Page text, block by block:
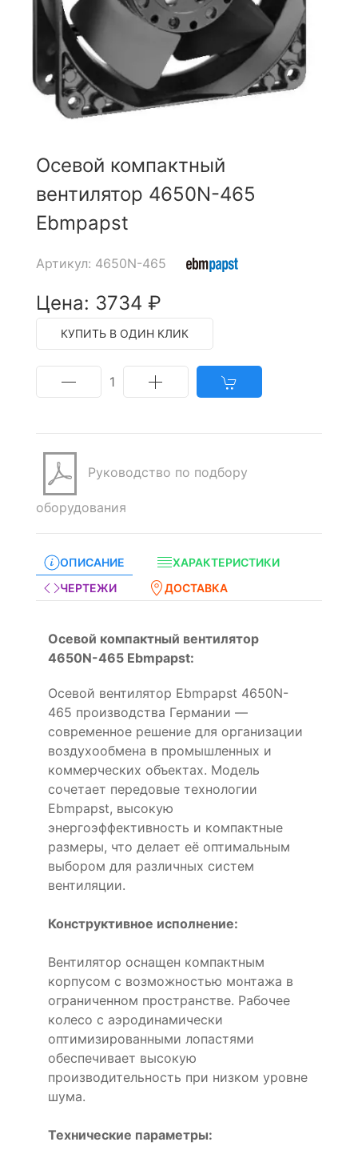
Осевой компактный
вентилятор 4650N-465
Ebmpapst
Артикул: 4650N-465
Цена: 3734 ₽
КУПИТЬ В ОДИН КЛИК
1
Руководство по подбору
оборудования
ОПИСАНИЕ
ХАРАКТЕРИСТИКИ
ЧЕРТЕЖИ
ДОСТАВКА
Осевой компактный вентилятор
4650N-465 Ebmpapst:
Осевой вентилятор Ebmpapst 4650N-
465 производства Германии —
современное решение для организации
воздухообмена в промышленных и
коммерческих объектах. Модель
сочетает передовые технологии
Ebmpapst, высокую
энергоэффективность и компактные
размеры, что делает её оптимальным
выбором для различных систем
вентиляции.
Конструктивное исполнение:
Вентилятор оснащен компактным
корпусом с возможностью монтажа в
ограниченном пространстве. Рабочее
колесо с аэродинамически
оптимизированными лопастями
обеспечивает высокую
производительность при низком уровне
шума.
Технические параметры: